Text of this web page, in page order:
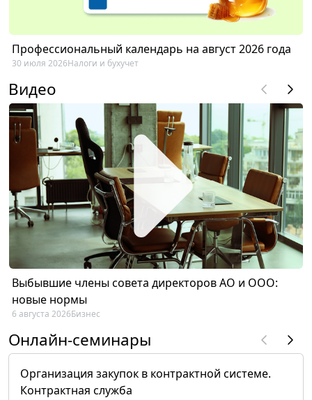
Профессиональный календарь на август 2026 года
30 июля 2026Налоги и бухучет
Видео
Выбывшие члены совета директоров АО и ООО:
новые нормы
6 августа 2026Бизнес
Онлайн-семинары
Организация закупок в контрактной системе.
Контрактная служба